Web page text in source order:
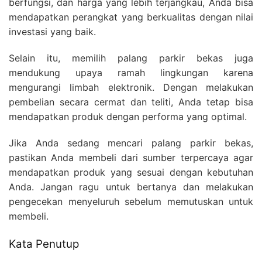
berfungsi, dan harga yang lebih terjangkau, Anda bisa
mendapatkan perangkat yang berkualitas dengan nilai
investasi yang baik.
Selain itu, memilih palang parkir bekas juga
mendukung upaya ramah lingkungan karena
mengurangi limbah elektronik. Dengan melakukan
pembelian secara cermat dan teliti, Anda tetap bisa
mendapatkan produk dengan performa yang optimal.
Jika Anda sedang mencari palang parkir bekas,
pastikan Anda membeli dari sumber terpercaya agar
mendapatkan produk yang sesuai dengan kebutuhan
Anda. Jangan ragu untuk bertanya dan melakukan
pengecekan menyeluruh sebelum memutuskan untuk
membeli.
Kata Penutup